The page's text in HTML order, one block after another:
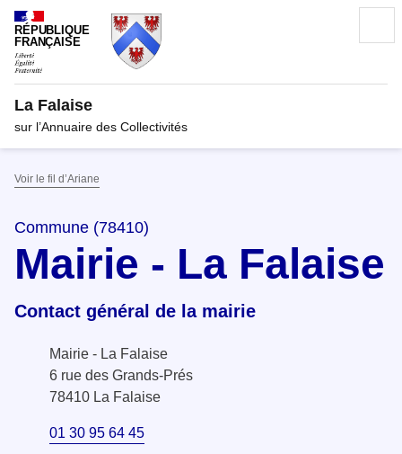
RÉPUBLIQUE
FRANÇAISE
La Falaise
sur l’Annuaire des Collectivités
Voir le fil d’Ariane
Commune (78410)
Mairie - La Falaise
Contact général de la mairie
Mairie - La Falaise
6 rue des Grands-Prés
78410 La Falaise
01 30 95 64 45